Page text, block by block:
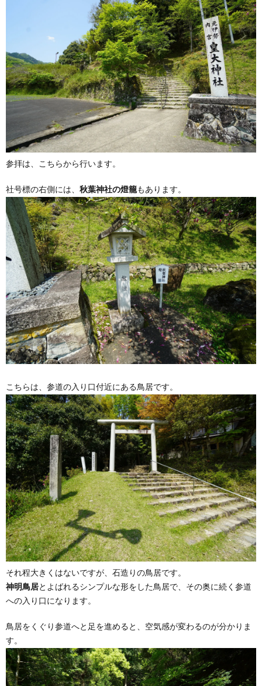
参拝は、こちらから行います。
社号標の右側には、 秋葉神社の燈籠もあります。
こちらは、参道の入り口付近にある鳥居です。
それ程大きくはないですが、石造りの鳥居です。
神明鳥居とよばれるシンプルな形をした鳥居で、その奥に続く参道
への入り口になります。
鳥居をくぐり参道へと足を進めると、空気感が変わるのが分かりま
す。